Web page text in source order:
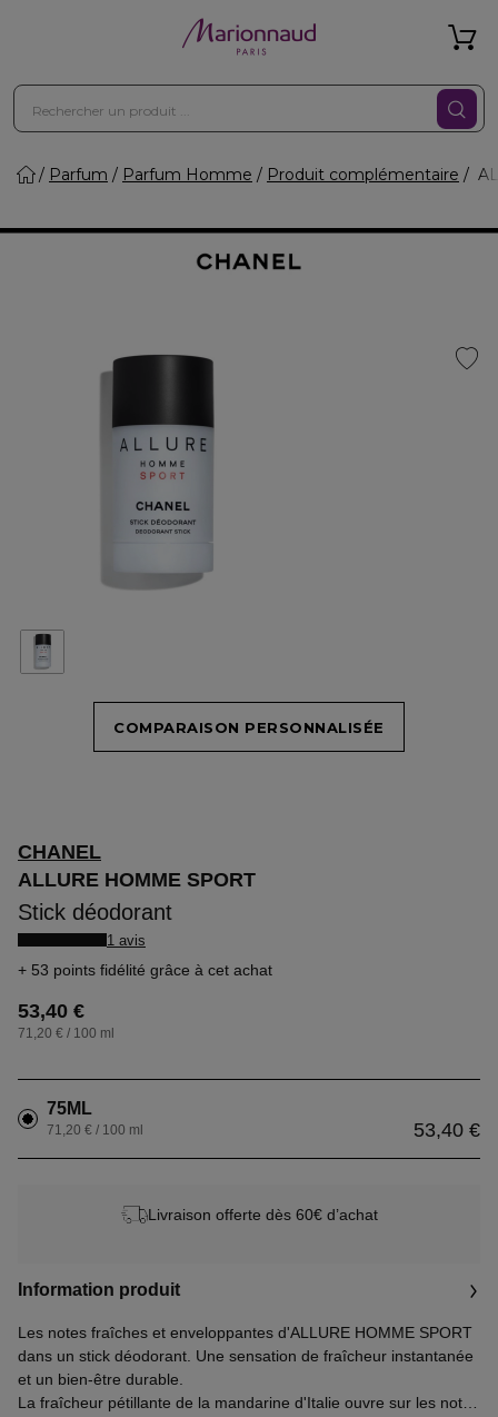
Parfum Parfum Homme Produit complémentaire
COMPARAISON PERSONNALISÉE
CHANEL
ALLURE HOMME SPORT
Stick déodorant
1 avis
53 points fidélité grâce à cet achat
53,40 €
71,20 € / 100 ml
75ML
53,40 €
71,20 € / 100 ml
Livraison offerte dès 60€ d’achat
Information produit
Les notes fraîches et enveloppantes d'ALLURE HOMME SPORT
dans un stick déodorant. Une sensation de fraîcheur instantanée
et un bien-être durable.
La fraîcheur pétillante de la mandarine d'Italie ouvre sur les notes